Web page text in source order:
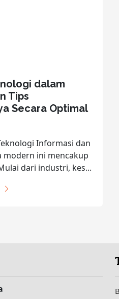
dalam
Tips
Secara Optimal
Informasi dan
modern ini mencakup
dari industri, kes...